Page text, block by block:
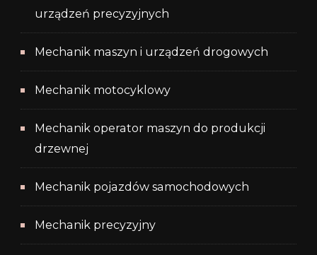
urządzeń precyzyjnych
Mechanik maszyn i urządzeń drogowych
Mechanik motocyklowy
Mechanik operator maszyn do produkcji
drzewnej
Mechanik pojazdów samochodowych
Mechanik precyzyjny